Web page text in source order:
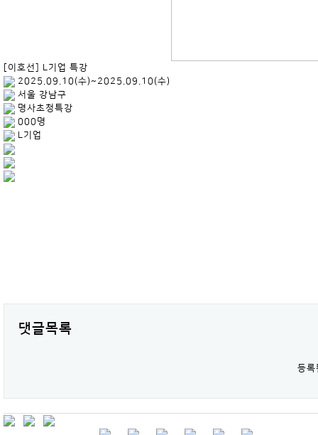
[이호선] L기업 특강
2025.09.10(수)~2025.09.10(수)
서울 강남구
명사초청특강
000명
L기업
댓글목록
등록